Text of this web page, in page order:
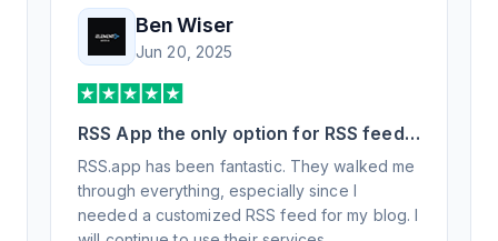
Ben Wiser
Jun 20, 2025
RSS App the only option for RSS feed
generation
RSS.app has been fantastic. They walked me
through everything, especially since I
needed a customized RSS feed for my blog. I